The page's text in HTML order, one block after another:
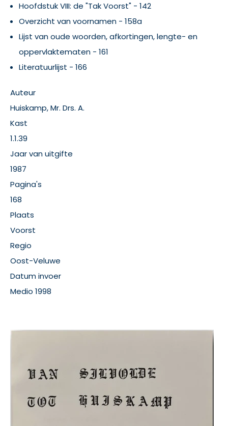
Hoofdstuk VIII: de "Tak Voorst" - 142
Overzicht van voornamen - 158a
Lijst van oude woorden, afkortingen, lengte- en
oppervlaktematen - 161
Literatuurlijst - 166
Auteur
Huiskamp, Mr. Drs. A.
Kast
1.1.39
Jaar van uitgifte
1987
Pagina's
168
Plaats
Voorst
Regio
Oost-Veluwe
Datum invoer
Medio 1998